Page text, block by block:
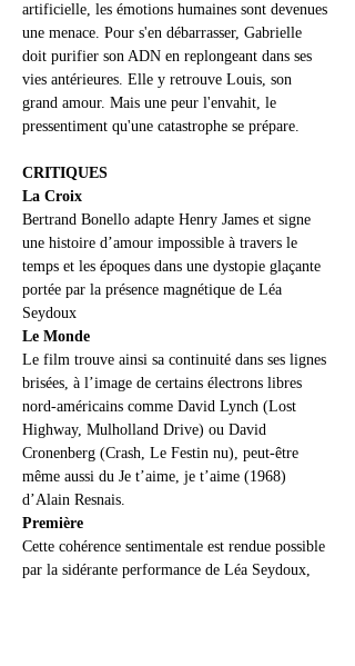
artificielle, les émotions humaines sont devenues
une menace. Pour s'en débarrasser, Gabrielle
doit purifier son ADN en replongeant dans ses
vies antérieures. Elle y retrouve Louis, son
grand amour. Mais une peur l'envahit, le
pressentiment qu'une catastrophe se prépare.
CRITIQUES
La Croix
Bertrand Bonello adapte Henry James et signe
une histoire d’amour impossible à travers le
temps et les époques dans une dystopie glaçante
portée par la présence magnétique de Léa
Seydoux
Le Monde
Le film trouve ainsi sa continuité dans ses lignes
brisées, à l’image de certains électrons libres
nord-américains comme David Lynch (Lost
Highway, Mulholland Drive) ou David
Cronenberg (Crash, Le Festin nu), peut-être
même aussi du Je t’aime, je t’aime (1968)
d’Alain Resnais.
Première
Cette cohérence sentimentale est rendue possible
par la sidérante performance de Léa Seydoux,